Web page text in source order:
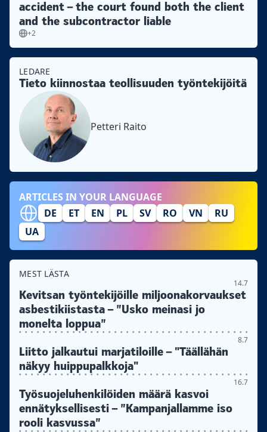
accident – the court found both the client
and the subcontractor liable
+2
LEDARE
Tieto kiinnostaa teollisuuden työntekijöitä
Petteri Raito
ARTICLES IN YOUR LANGUAGE
DE
ET EN PL SV RO VN
RU
UA
MEST LÄSTA
14.7
Kevitsan työntekijöille miljoonakorvaukset
asbestikiistasta – ”Usko meinasi jo
monelta loppua”
8.7
Liitto jalkautui marjatiloille – "Täällähän
näkyy huippupalkkoja"
16.7
Työsuojeluhenkilöiden määrä kasvoi
ennätyksellisesti – ”Kampanjallamme iso
rooli kasvussa”